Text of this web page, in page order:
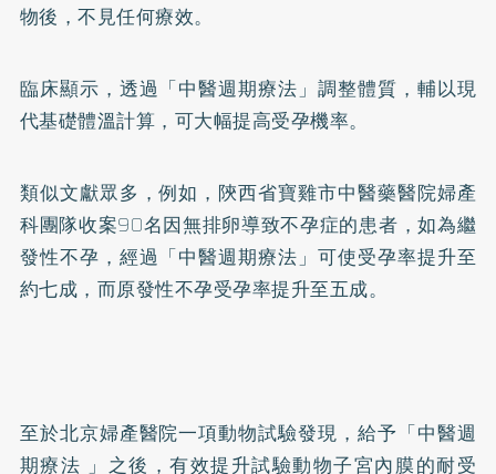
物後，不見任何療效。
臨床顯示，透過「中醫週期療法」調整體質，輔以現
代基礎體溫計算，可大幅提高受孕機率。
類似文獻眾多，例如，陝西省寶雞市中醫藥醫院婦產
科團隊收案90名因無排卵導致不孕症的患者，如為繼
發性不孕，經過「中醫週期療法」可使受孕率提升至
約七成，而原發性不孕受孕率提升至五成。
至於北京婦產醫院一項動物試驗發現，給予「中醫週
期療法 」之後，有效提升試驗動物子宮內膜的耐受